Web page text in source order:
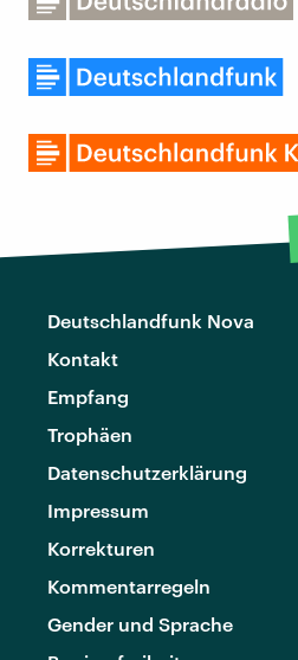
Deutschlandfunk Nova
Kontakt
Empfang
Trophäen
Datenschutzerklärung
Impressum
Korrekturen
Kommentarregeln
Gender und Sprache